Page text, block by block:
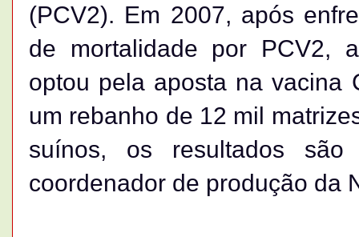
(PCV2). Em 2007, após
de mortalidade por PCV2,
optou pela aposta na vacina
um rebanho de 12 mil
suínos, os resultados
coordenador de produção da